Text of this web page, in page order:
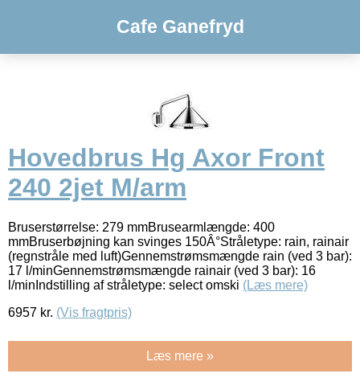
Cafe Ganefryd
Hovedbrus Hg Axor Front
240 2jet M/arm
Bruserstørrelse: 279 mmBrusearmlængde: 400
mmBruserbøjning kan svinges 150Â°Stråletype: rain, rainair
(regnstråle med luft)Gennemstrømsmængde rain (ved 3 bar):
17 l/minGennemstrømsmængde rainair (ved 3 bar): 16
l/minIndstilling af stråletype: select omski (Læs mere)
6957 kr. (Vis fragtpris)
Læs mere »